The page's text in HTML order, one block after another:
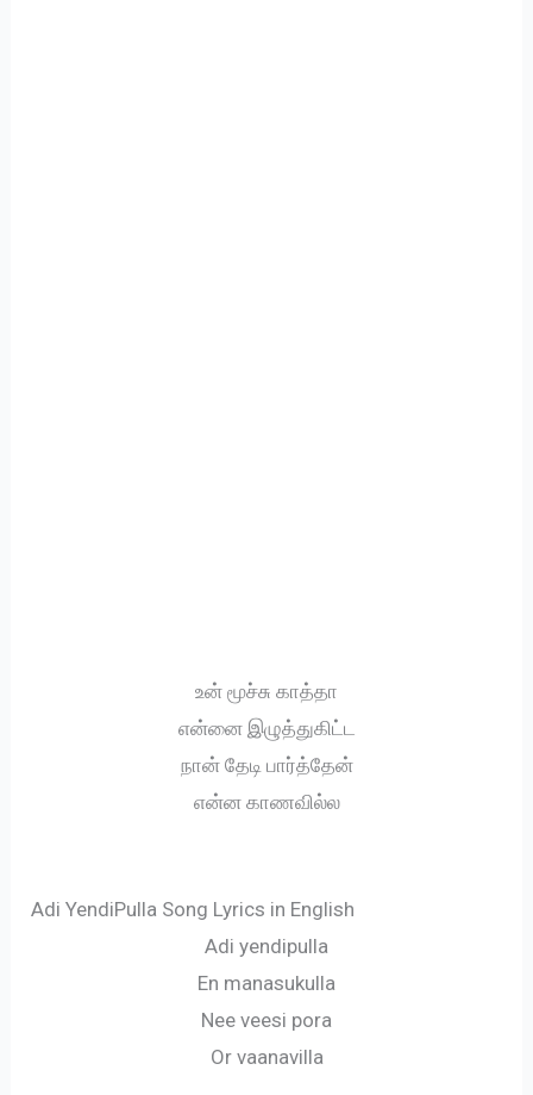
உன் மூச்சு காத்தா
என்னை இழுத்துகிட்ட
நான் தேடி பார்த்தேன்
என்ன காணவில்ல
Adi YendiPulla Song Lyrics in English
Adi yendipulla
En manasukulla
Nee veesi pora
Or vaanavilla